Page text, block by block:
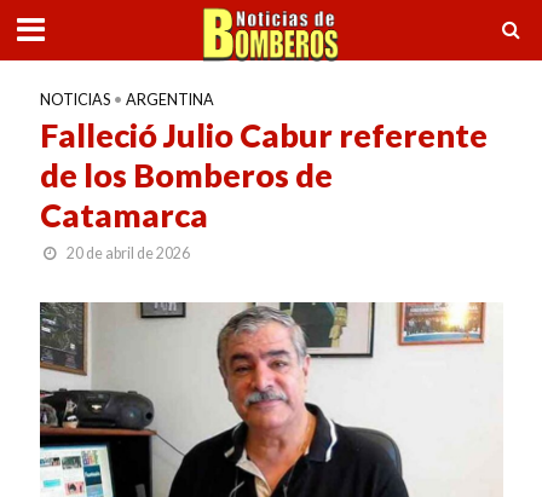
NOTICIAS • ARGENTINA
Falleció Julio Cabur referente
de los Bomberos de
Catamarca
20 de abril de 2026